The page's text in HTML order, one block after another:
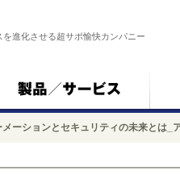
を進化させる超サポ愉快カンパニー
メーションとセキュリティの未来とは